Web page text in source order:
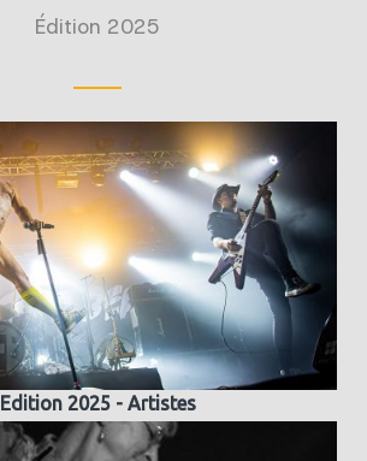
Édition 2025
Edition 2025 - Artistes